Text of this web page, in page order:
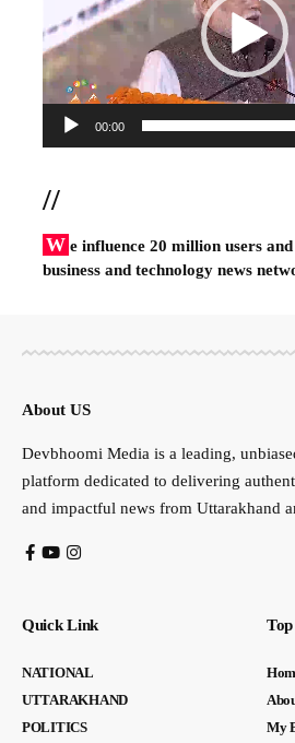
00:00
//
W e influence 20 million users
business and technology news
About US
Devbhoomi Media is a leading,
platform dedicated to delivering
and impactful news from Uttarakhand
Quick Link
NATIONAL
UTTARAKHAND
POLITICS
My